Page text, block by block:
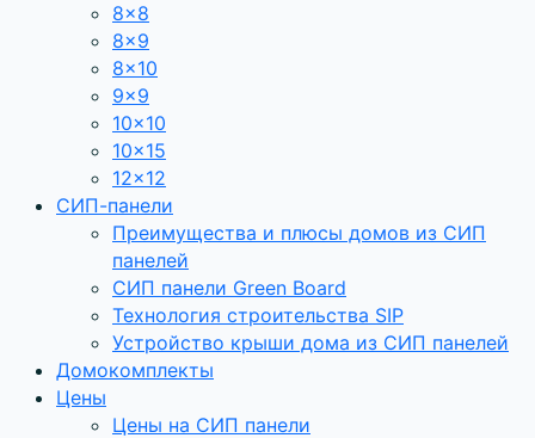
8×8
8×9
8×10
9×9
10×10
10×15
12×12
СИП-панели
Преимущества и плюсы домов из СИП
панелей
СИП панели Green Board
Технология строительства SIP
Устройство крыши дома из СИП панелей
Домокомплекты
Цены
Цены на СИП панели